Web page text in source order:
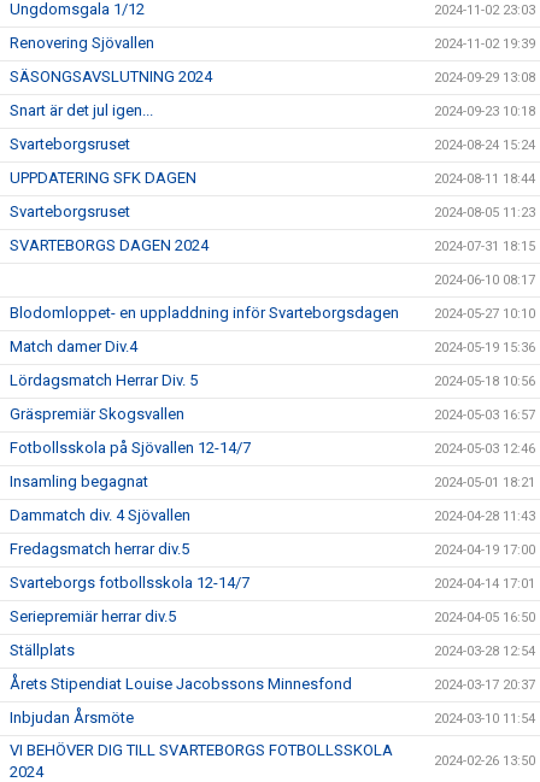
Ungdomsgala 1/12 2024-11-02 23:03
Renovering Sjövallen 2024-11-02 19:39
SÄSONGSAVSLUTNING 2024 2024-09-29 13:08
Snart är det jul igen... 2024-09-23 10:18
Svarteborgsruset 2024-08-24 15:24
UPPDATERING SFK DAGEN 2024-08-11 18:44
Svarteborgsruset 2024-08-05 11:23
SVARTEBORGS DAGEN 2024 2024-07-31 18:15
2024-06-10 08:17
Blodomloppet- en uppladdning inför Svarteborgsdagen 2024-05-27 10:10
Match damer Div.4 2024-05-19 15:36
Lördagsmatch Herrar Div. 5 2024-05-18 10:56
Gräspremiär Skogsvallen 2024-05-03 16:57
Fotbollsskola på Sjövallen 12-14/7 2024-05-03 12:46
Insamling begagnat 2024-05-01 18:21
Dammatch div. 4 Sjövallen 2024-04-28 11:43
Fredagsmatch herrar div.5 2024-04-19 17:00
Svarteborgs fotbollsskola 12-14/7 2024-04-14 17:01
Seriepremiär herrar div.5 2024-04-05 16:50
Ställplats 2024-03-28 12:54
Årets Stipendiat Louise Jacobssons Minnesfond 2024-03-17 20:37
Inbjudan Årsmöte 2024-03-10 11:54
VI BEHÖVER DIG TILL SVARTEBORGS FOTBOLLSSKOLA
2024
2024-02-26 13:50